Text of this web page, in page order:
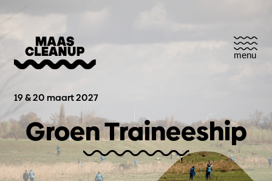
menu
19 & 20 maart 2027
Groen Traineeship